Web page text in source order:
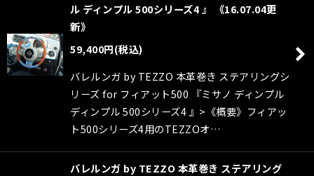
ル ディンプル 500シリーズ4 』 《16.07.04更
新》
59,400円(税込)
バレルンガ by TEZZO 本革巻き ステアリングシ
リーズ for フィアット500 『ミサノ ディンプル
ディンプル 500シリーズ4 』>《概要》フィアッ
ト500シリーズ4用のTEZZOオ…
バレルンガ by TEZZO 本革巻き ステアリング